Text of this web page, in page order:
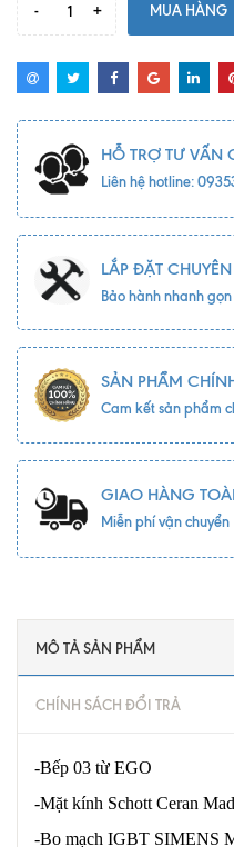
- + MUA HÀNG
HỖ TRỢ TƯ VẤN
Liên hệ hotline:
LẮP ĐẶT
Bảo hành nhanh gọn
SẢN PHẨM
Cam kết sản phẩm
GIAO HÀNG
Miễn phí vận chuyển
MÔ TẢ SẢN PHẨM
CHÍNH SÁCH ĐỔI TRẢ
-Bếp 03 từ EGO
-Mặt kính Schott Ceran
-Bo mạch IGBT SIMENS